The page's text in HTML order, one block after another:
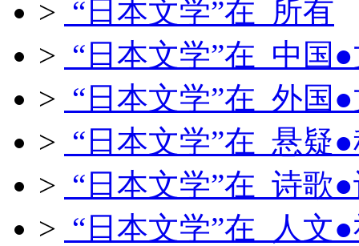
> “日本文学”在 所有
> “日本文学”在 中国
> “日本文学”在 外国
> “日本文学”在 悬疑
> “日本文学”在 诗歌
> “日本文学”在 人文